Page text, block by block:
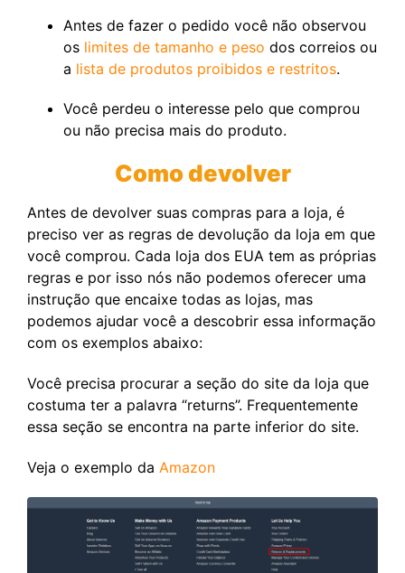
Antes de fazer o pedido você não observou
os limites de tamanho e peso dos correios ou
a lista de produtos proibidos e restritos.
Você perdeu o interesse pelo que comprou
ou não precisa mais do produto.
Como devolver
Antes de devolver suas compras para a loja, é
preciso ver as regras de devolução da loja em que
você comprou. Cada loja dos EUA tem as próprias
regras e por isso nós não podemos oferecer uma
instrução que encaixe todas as lojas, mas
podemos ajudar você a descobrir essa informação
com os exemplos abaixo:
Você precisa procurar a seção do site da loja que
costuma ter a palavra “returns”. Frequentemente
essa seção se encontra na parte inferior do site.
Veja o exemplo da Amazon